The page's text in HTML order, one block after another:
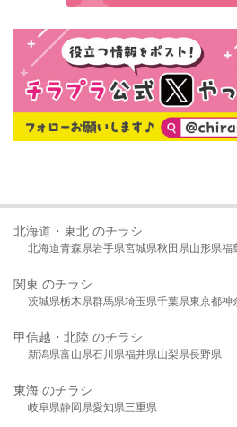
北海道・東北 のチラシ
北海道青森県岩手県宮城県秋田県山形県福
関東 のチラシ
茨城県栃木県群馬県埼玉県千葉県東京都神
甲信越・北陸 のチラシ
新潟県富山県石川県福井県山梨県長野県
東海 のチラシ
岐阜県静岡県愛知県三重県